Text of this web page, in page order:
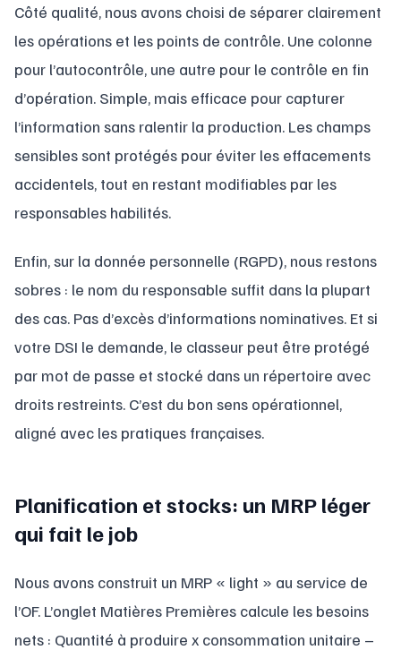
Côté qualité, nous avons choisi de séparer clairement
les opérations et les points de contrôle. Une colonne
pour l’autocontrôle, une autre pour le contrôle en fin
d’opération. Simple, mais efficace pour capturer
l’information sans ralentir la production. Les champs
sensibles sont protégés pour éviter les effacements
accidentels, tout en restant modifiables par les
responsables habilités.
Enfin, sur la donnée personnelle (RGPD), nous restons
sobres : le nom du responsable suffit dans la plupart
des cas. Pas d’excès d’informations nominatives. Et si
votre DSI le demande, le classeur peut être protégé
par mot de passe et stocké dans un répertoire avec
droits restreints. C’est du bon sens opérationnel,
aligné avec les pratiques françaises.
Planification et stocks: un MRP léger
qui fait le job
Nous avons construit un MRP « light » au service de
l’OF. L’onglet Matières Premières calcule les besoins
nets : Quantité à produire x consommation unitaire –